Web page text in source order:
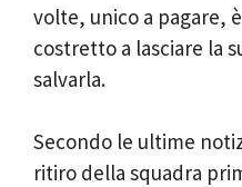
volte, unico a pagare,
costretto a lasciare la
salvarla.
Secondo le ultime
ritiro della squadra